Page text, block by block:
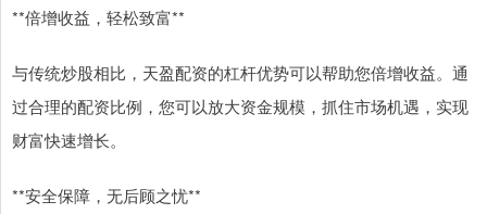
**倍增收益，轻松致富**
与传统炒股相比，天盈配资的杠杆优势可以帮助您倍增收益。通
过合理的配资比例，您可以放大资金规模，抓住市场机遇，实现
财富快速增长。
**安全保障，无后顾之忧**